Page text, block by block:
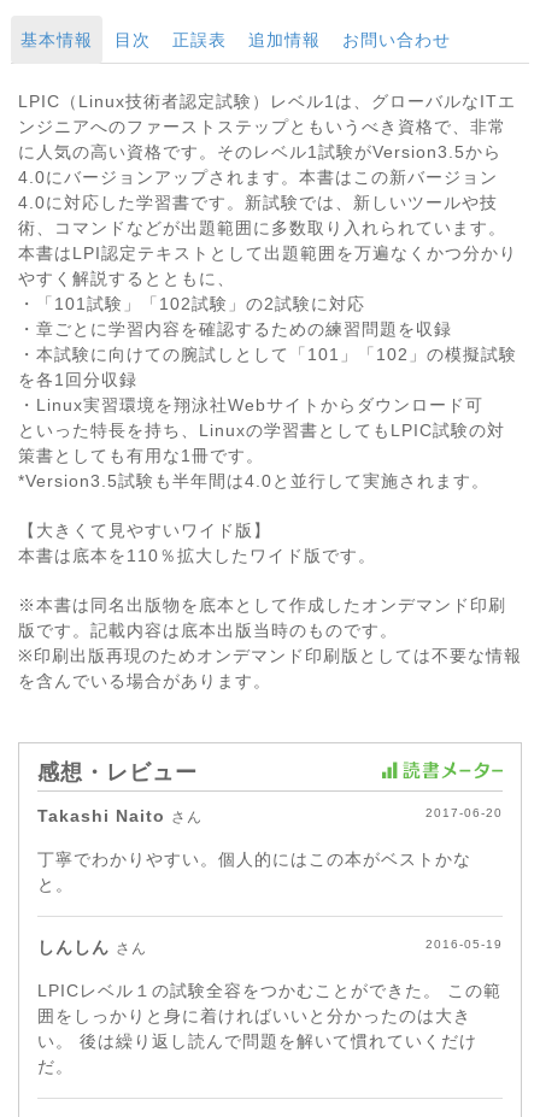
基本情報 目次 正誤表 追加情報 お問い合わせ
LPIC（Linux技術者認定試験）レベル1は、グローバルなITエ
ンジニアへのファーストステップともいうべき資格で、非常
に人気の高い資格です。そのレベル1試験がVersion3.5から
4.0にバージョンアップされます。本書はこの新バージョン
4.0に対応した学習書です。新試験では、新しいツールや技
術、コマンドなどが出題範囲に多数取り入れられています。
本書はLPI認定テキストとして出題範囲を万遍なくかつ分かり
やすく解説するとともに、
・「101試験」「102試験」の2試験に対応
・章ごとに学習内容を確認するための練習問題を収録
・本試験に向けての腕試しとして「101」「102」の模擬試験
を各1回分収録
・Linux実習環境を翔泳社Webサイトからダウンロード可
といった特長を持ち、Linuxの学習書としてもLPIC試験の対
策書としても有用な1冊です。
*Version3.5試験も半年間は4.0と並行して実施されます。
【大きくて見やすいワイド版】
本書は底本を110％拡大したワイド版です。
※本書は同名出版物を底本として作成したオンデマンド印刷
版です。記載内容は底本出版当時のものです。
※印刷出版再現のためオンデマンド印刷版としては不要な情報
を含んでいる場合があります。
感想・レビュー
Takashi Naito さん 2017-06-20
丁寧でわかりやすい。個人的にはこの本がベストかな
と。
しんしん さん 2016-05-19
LPICレベル１の試験全容をつかむことができた。 この範
囲をしっかりと身に着ければいいと分かったのは大き
い。 後は繰り返し読んで問題を解いて慣れていくだけ
だ。